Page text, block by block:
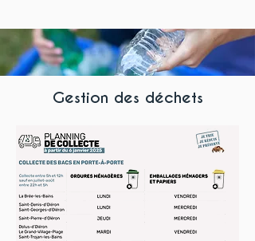
Gestion des déchets